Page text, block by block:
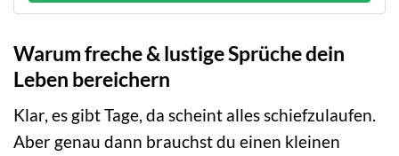
Warum freche & lustige Sprüche dein
Leben bereichern
Klar, es gibt Tage, da scheint alles schiefzulaufen.
Aber genau dann brauchst du einen kleinen